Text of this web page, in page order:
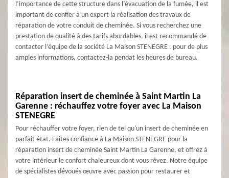
l’importance de cette structure dans l’évacuation de la fumée, il est
important de confier à un expert la réalisation des travaux de
réparation de votre conduit de cheminée. Si vous recherchez une
prestation de qualité à des tarifs abordables, il est recommandé de
contacter l‘équipe de la société La Maison STENEGRE . pour de plus
amples informations, contactez-la pendat les heures de bureau.
Réparation insert de cheminée à Saint Martin La
Garenne : réchauffez votre foyer avec La Maison
STENEGRE
Pour réchauffer votre foyer, rien de tel qu'un insert de cheminée en
parfait état. Faites confiance à La Maison STENEGRE pour la
réparation insert de cheminée Saint Martin La Garenne, et offrez à
votre intérieur le confort chaleureux dont vous rêvez. Notre équipe
de spécialistes dévoués œuvre avec passion pour restaurer et